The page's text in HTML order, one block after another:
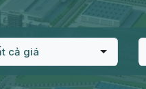
cả giá